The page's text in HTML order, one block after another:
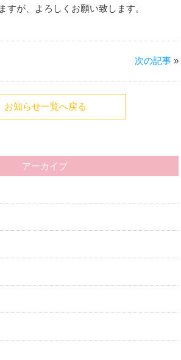
すが、よろしくお願い致します。
次の記事»
お知らせ一覧へ戻る
アーカイブ